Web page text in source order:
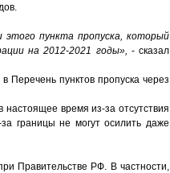
этого пункта пропуска, который
на 2012-2021 годы», - сказал
Перечень пунктов пропуска через
время из-за отсутствия
границы не могут осилить даже
Правительстве РФ. В частности,